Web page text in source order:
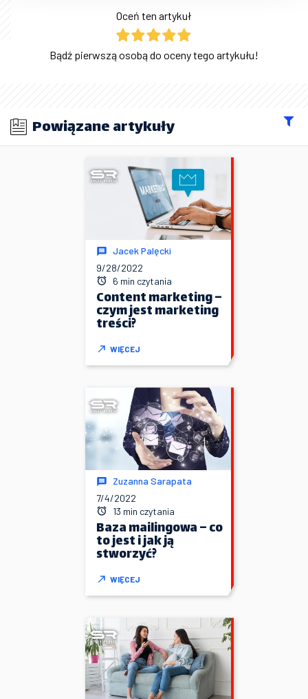
Oceń ten artykuł
Bądź pierwszą osobą do oceny tego artykułu!
Powiązane artykuły
Jacek Palęcki
9/28/2022
6 min czytania
Content marketing –
czym jest marketing
treści?
WIĘCEJ
Zuzanna Sarapata
7/4/2022
13 min czytania
Baza mailingowa – co
to jest i jak ją
stworzyć?
WIĘCEJ